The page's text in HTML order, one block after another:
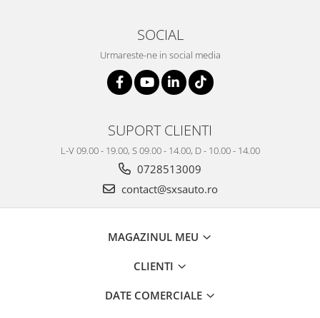
SOCIAL
Urmareste-ne in social media
SUPORT CLIENTI
L-V 09.00 - 19.00, S 09.00 - 14.00, D - 10.00 - 14.00
0728513009
contact@sxsauto.ro
MAGAZINUL MEU
CLIENTI
DATE COMERCIALE